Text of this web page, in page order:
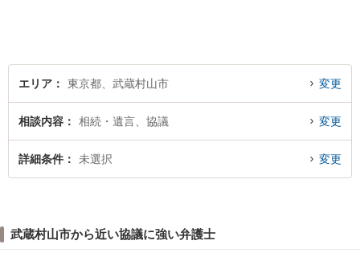
エリア 東京都、武蔵村山市 変更
相談内容 相続・遺言、協議 変更
詳細条件 未選択 変更
武蔵村山市から近い協議に強い弁護士